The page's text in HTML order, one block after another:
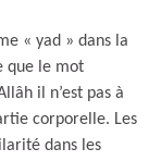
« yad » dans la
que le mot
il n’est pas à
corporelle. Les
dans les